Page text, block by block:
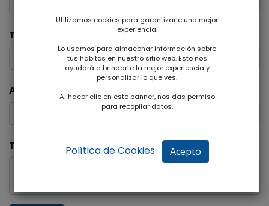
Tú empresa
Asunto
Tú pregunta
Utilizamos cookies para garantizarle una mejor
experiencia.
Lo usamos para almacenar información sobre
tus hábitos en nuestro sitio web. Esto nos
ayudará a brindarte la mejor experiencia y
personalizar lo que ves.
Al hacer clic en este banner, nos das permiso
para recopilar datos.
Política de Cookies Acepto